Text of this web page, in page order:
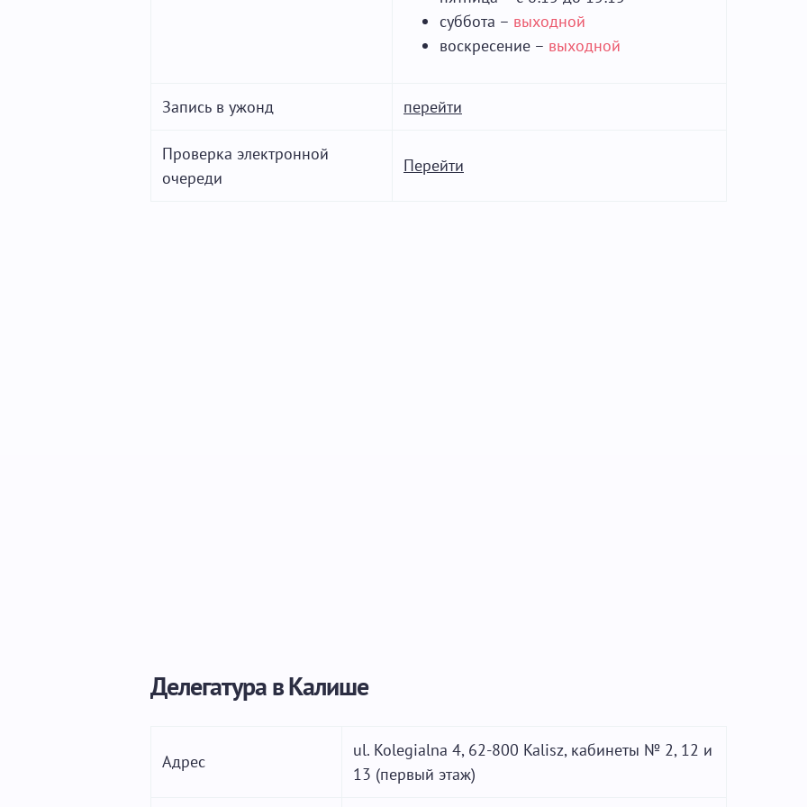
суббота – выходной
воскресение – выходной
Запись в ужонд перейти
Проверка электронной
очереди
Перейти
Делегатура в Калише
Адрес
ul. Kolegialna 4, 62-800 Kalisz, кабинеты № 2, 12 и
13 (первый этаж)